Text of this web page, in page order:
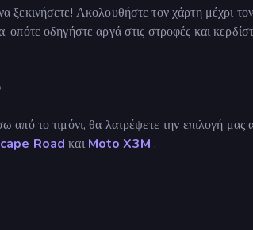
ξεκινήσετε! Ακολουθήστε τον χάρτη μέχρι
οδηγήστε αργά στις στροφές και
από το τιμόνι, θα λατρέψετε την επιλογή μας
Road και Moto X3M .